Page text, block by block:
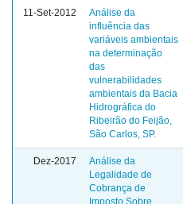
11-Set-2012
Análise da
influência das
variáveis ambientais
na determinação
das
vulnerabilidades
ambientais da Bacia
Hidrográfica do
Ribeirão do Feijão,
São Carlos, SP.
Dez-2017
Análise da
Legalidade de
Cobrança de
Imposto Sobre